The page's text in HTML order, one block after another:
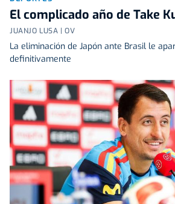
El complicado año de Take
JUANJO LUSA | OV
La eliminación de Japón ante Brasil le
definitivamente